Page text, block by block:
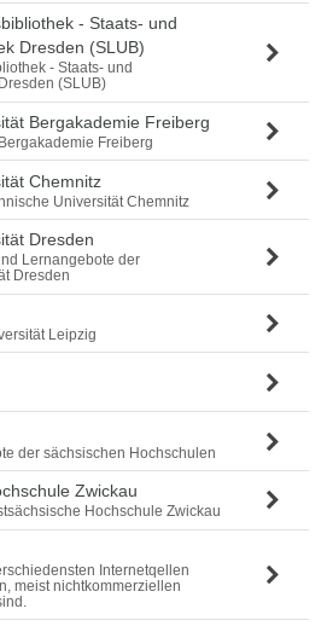
- Staats- und
Dresden (SLUB)
- Staats- und
(SLUB)
Bergakademie Freiberg
Freiberg
Chemnitz
Universität Chemnitz
Dresden
Lernangebote der
Dresden
Leipzig
der sächsischen Hochschulen
Zwickau
Hochschule Zwickau
Internetqellen
meist nichtkommerziellen